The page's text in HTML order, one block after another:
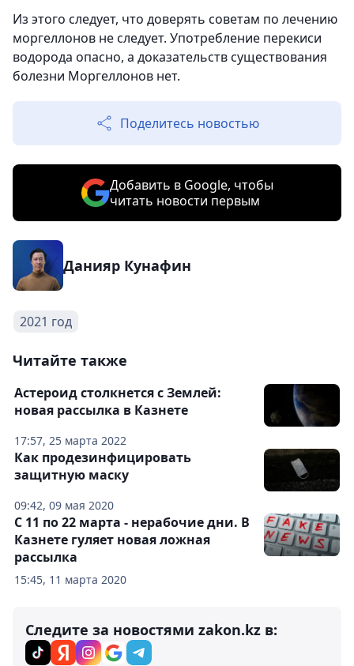
Из этого следует, что доверять советам по лечению
моргеллонов не следует. Употребление перекиси
водорода опасно, а доказательств существования
болезни Моргеллонов нет.
Поделитесь новостью
Добавить в Google, чтобы
читать новости первым
Данияр Кунафин
2021 год
Читайте также
17:57, 25 марта 2022
Астероид столкнется с Землей:
новая рассылка в Казнете
09:42, 09 мая 2020
Как продезинфицировать
защитную маску
15:45, 11 марта 2020
С 11 по 22 марта - нерабочие дни. В
Казнете гуляет новая ложная
рассылка
Следите за новостями zakon.kz в: